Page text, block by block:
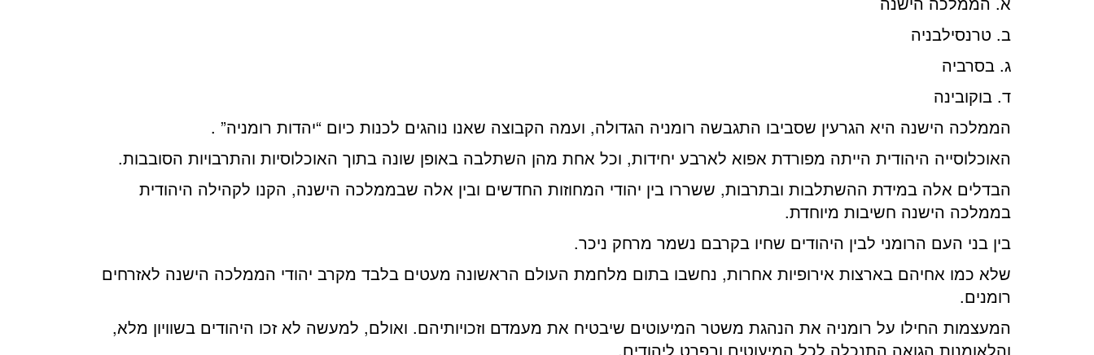
ב. טרנסילבניה
ג. בסרביה
ד. בוקובינה
הממלכה הישנה היא הגרעין שסביבו התגבשה רומניה הגדולה, ועמה הקבוצה שאנו נוהגים לכנות כיום “יהדות רומניה” .
האוכלוסייה היהודית הייתה מפורדת אפוא לארבע יחידות, וכל אחת מהן השתלבה באופן שונה בתוך האוכלוסיות והתרבויות הסובבות.
הבדלים אלה במידת ההשתלבות ובתרבות, ששררו בין יהודי המחוזות החדשים ובין אלה שבממלכה הישנה, הקנו לקהילה היהודית
בממלכה הישנה חשיבות מיוחדת.
בין בני העם הרומני לבין היהודים שחיו בקרבם נשמר מרחק ניכר.
שלא כמו אחיהם בארצות אירופיות אחרות, נחשבו בתום מלחמת העולם הראשונה מעטים בלבד מקרב יהודי הממלכה הישנה לאזרחים
רומנים.
המעצמות החילו על רומניה את הנהגת משטר המיעוטים שיבטיח את מעמדם וזכויותיהם. ואולם, למעשה לא זכו היהודים בשוויון מלא,
והלאומנות הגואה התנכלה לכל המיעוטים ובפרט ליהודים.